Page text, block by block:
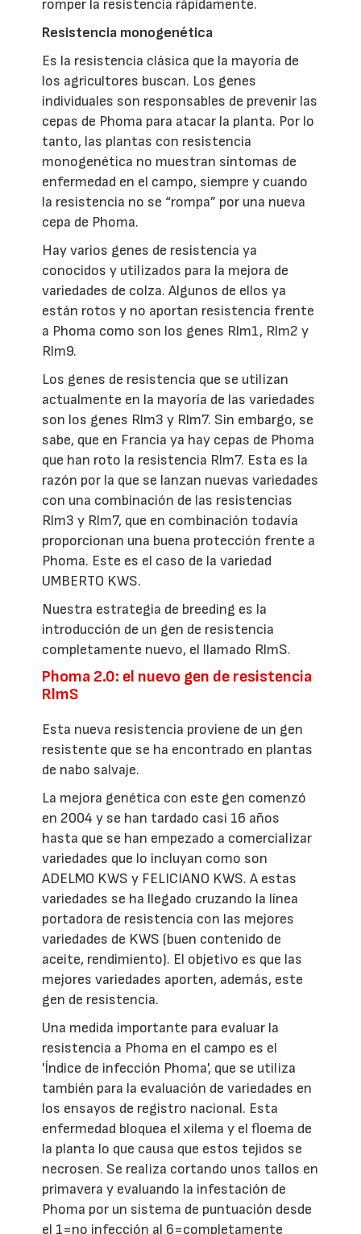
romper la resistencia rápidamente.
Resistencia monogenética
Es la resistencia clásica que la mayoría de
los agricultores buscan. Los genes
individuales son responsables de prevenir las
cepas de Phoma para atacar la planta. Por lo
tanto, las plantas con resistencia
monogenética no muestran síntomas de
enfermedad en el campo, siempre y cuando
la resistencia no se “rompa” por una nueva
cepa de Phoma.
Hay varios genes de resistencia ya
conocidos y utilizados para la mejora de
variedades de colza. Algunos de ellos ya
están rotos y no aportan resistencia frente
a Phoma como son los genes Rlm1, Rlm2 y
Rlm9.
Los genes de resistencia que se utilizan
actualmente en la mayoría de las variedades
son los genes Rlm3 y Rlm7. Sin embargo, se
sabe, que en Francia ya hay cepas de Phoma
que han roto la resistencia Rlm7. Esta es la
razón por la que se lanzan nuevas variedades
con una combinación de las resistencias
Rlm3 y Rlm7, que en combinación todavía
proporcionan una buena protección frente a
Phoma. Este es el caso de la variedad
UMBERTO KWS.
Nuestra estrategia de breeding es la
introducción de un gen de resistencia
completamente nuevo, el llamado RlmS.
Phoma 2.0: el nuevo gen de resistencia
RlmS
Esta nueva resistencia proviene de un gen
resistente que se ha encontrado en plantas
de nabo salvaje.
La mejora genética con este gen comenzó
en 2004 y se han tardado casi 16 años
hasta que se han empezado a comercializar
variedades que lo incluyan como son
ADELMO KWS y FELICIANO KWS. A estas
variedades se ha llegado cruzando la línea
portadora de resistencia con las mejores
variedades de KWS (buen contenido de
aceite, rendimiento). El objetivo es que las
mejores variedades aporten, además, este
gen de resistencia.
Una medida importante para evaluar la
resistencia a Phoma en el campo es el
'Índice de infección Phoma', que se utiliza
también para la evaluación de variedades en
los ensayos de registro nacional. Esta
enfermedad bloquea el xilema y el floema de
la planta lo que causa que estos tejidos se
necrosen. Se realiza cortando unos tallos en
primavera y evaluando la infestación de
Phoma por un sistema de puntuación desde
el 1=no infección al 6=completamente